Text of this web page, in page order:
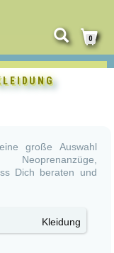
0
große Auswahl
Neoprenanzüge,
Dich beraten und
Kleidung